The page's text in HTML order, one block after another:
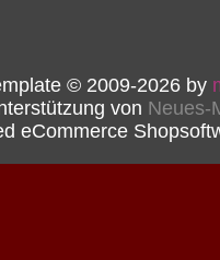
© 2009-2026 by
von Neues-
eCommerce